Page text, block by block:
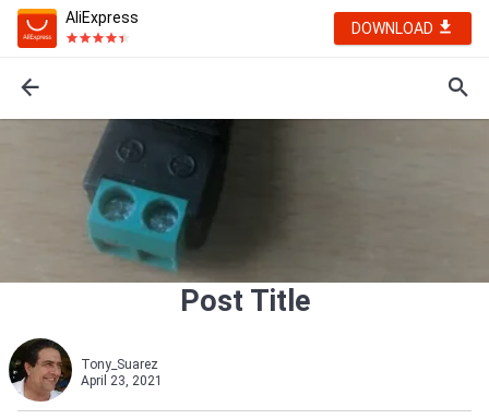
AliExpress
DOWNLOAD
Post Title
Tony_Suarez
April 23, 2021